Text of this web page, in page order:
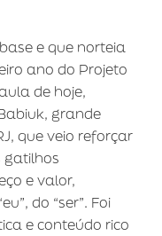
e que norteia
ano do Projeto
de hoje,
grande
que veio reforçar
gatilhos
e valor,
do “ser”. Foi
e conteúdo rico